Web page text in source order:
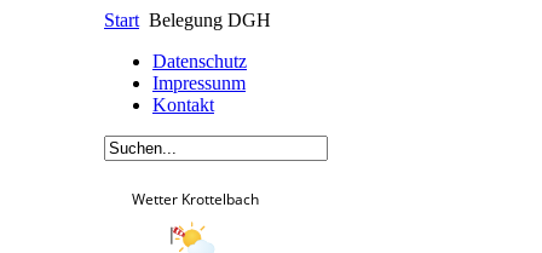
Start Belegung DGH
Datenschutz
Impressunm
Kontakt
Wetter Krottelbach